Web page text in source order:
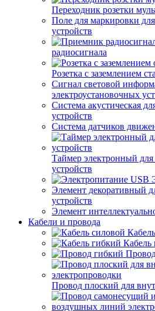
Переходник розетки
Поле для маркировки
устройств
радиосигнала
Розетка с заземлением
Сигнал световой
электроустановочных
Система акустическая
устройств
Система датчиков
Таймер электронный для
устройств
Элемент декоративный
устройств
Элемент
Кабели и провода
Кабель
Провод плоский для